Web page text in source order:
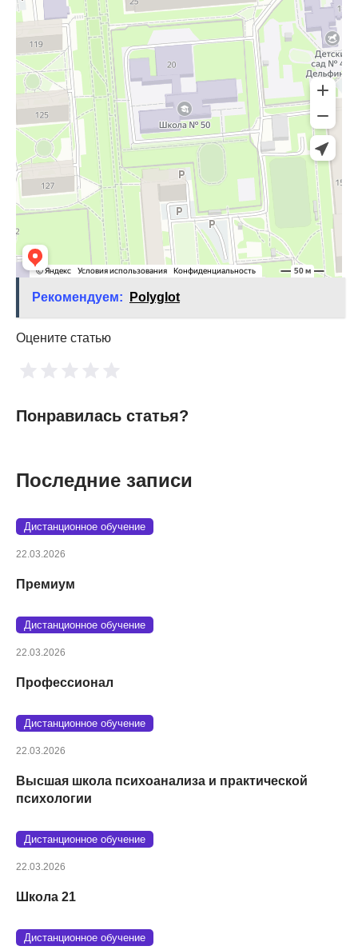
Рекомендуем: Polyglot
Оцените статью
Понравилась статья?
Последние записи
Дистанционное обучение
22.03.2026
Премиум
Дистанционное обучение
22.03.2026
Профессионал
Дистанционное обучение
22.03.2026
Высшая школа психоанализа и практической
психологии
Дистанционное обучение
22.03.2026
Школа 21
Дистанционное обучение